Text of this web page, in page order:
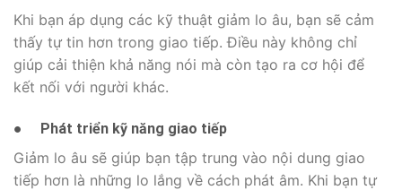
Khi bạn áp dụng các kỹ thuật giảm lo âu, bạn sẽ cảm
thấy tự tin hơn trong giao tiếp. Điều này không chỉ
giúp cải thiện khả năng nói mà còn tạo ra cơ hội để
kết nối với người khác.
● Phát triển kỹ năng giao tiếp
Giảm lo âu sẽ giúp bạn tập trung vào nội dung giao
tiếp hơn là những lo lắng về cách phát âm. Khi bạn tự